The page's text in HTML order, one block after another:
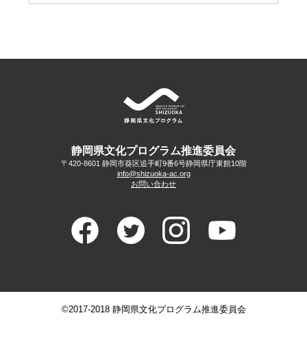
静岡県文化プログラム推進委員会
〒420-8601 静岡市葵区追手町9番6号静岡県庁東館10階
info@shizuoka-ac.org
お問い合わせ
©2017-2018 静岡県文化プログラム推進委員会